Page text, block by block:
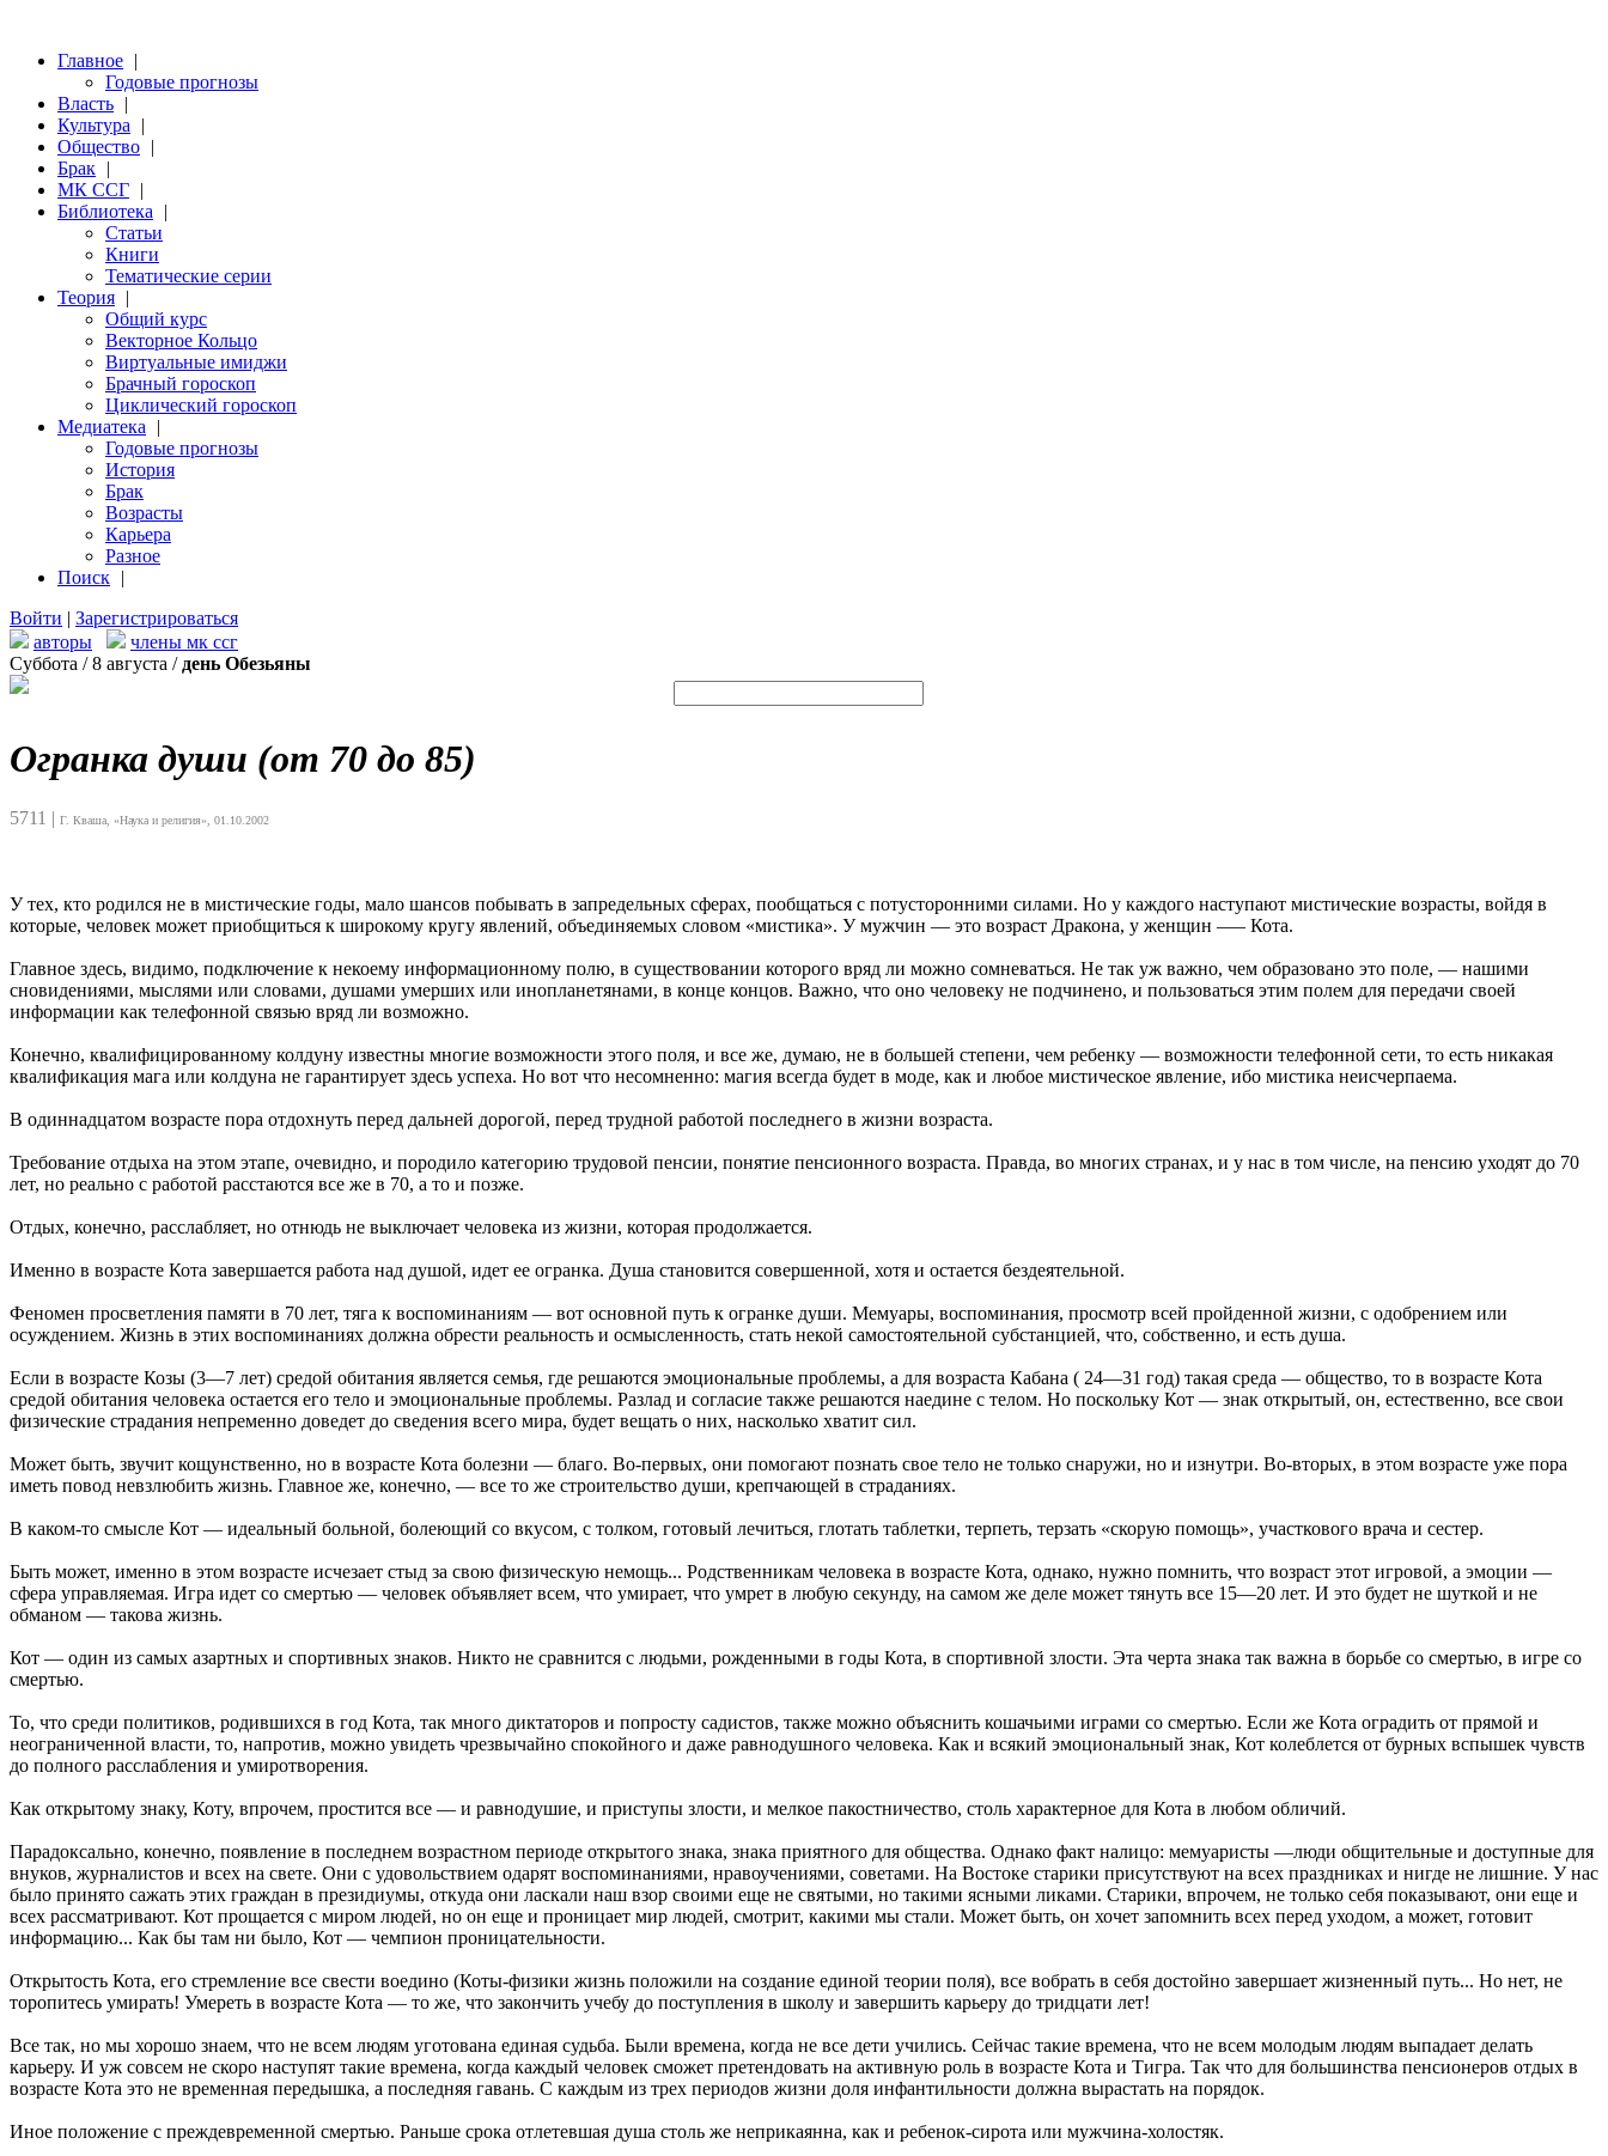
Главное |
Годовые прогнозы
Власть |
Культура
|
Общество |
Брак |
МК ССГ |
Библиотека
|
Статьи
Книги
Тематические серии
Теория |
Общий курс
Векторное Кольцо
Виртуальные имиджи
Брачный гороскоп
Циклический гороскоп
Медиатека
|
Годовые прогнозы
История
Брак
Возрасты
Карьера
Разное
Поиск |
Войти | Зарегистрироваться
авторы
члены мк ссг
Суббота / 8 августа / день Обезьяны
Огранка души (от 70 до 85)
5711 | Г. Кваша, «Наука и религия», 01.10.2002
У тех, кто родился не в мистические годы, мало шансов побывать в запредельных сферах, пообщаться с потусторонними силами. Но у каждого наступают мистические возрасты, войдя в
которые, человек может приобщиться к широкому кругу явлений, объединяемых словом «мистика». У мужчин — это возраст Дракона, у женщин —– Кота.
Главное здесь, видимо, подключение к некоему информационному полю, в существовании которого вряд ли можно сомневаться. Не так уж важно, чем образовано это поле, — нашими
сновидениями, мыслями или словами, душами умерших или инопланетянами, в конце концов. Важно, что оно человеку не подчинено, и пользоваться этим полем для передачи своей
информации как телефонной связью вряд ли возможно.
Конечно, квалифицированному колдуну известны многие возможности этого поля, и все же, думаю, не в большей степени, чем ребенку — возможности телефонной сети, то есть никакая
квалификация мага или колдуна не гарантирует здесь успеха. Но вот что несомненно: магия всегда будет в моде, как и любое мистическое явление, ибо мистика неисчерпаема.
В одиннадцатом возрасте пора отдохнуть перед дальней дорогой, перед трудной работой последнего в жизни возраста.
Требование отдыха на этом этапе, очевидно, и породило категорию трудовой пенсии, понятие пенсионного возраста. Правда, во многих странах, и у нас в том числе, на пенсию уходят до 70
лет, но реально с работой расстаются все же в 70, а то и позже.
Отдых, конечно, расслабляет, но отнюдь не выключает человека из жизни, которая продолжается.
Именно в возрасте Кота завершается работа над душой, идет ее огранка. Душа становится совершенной, хотя и остается бездеятельной.
Феномен просветления памяти в 70 лет, тяга к воспоминаниям — вот основной путь к огранке души. Мемуары, воспоминания, просмотр всей пройденной жизни, с одобрением или
осуждением. Жизнь в этих воспоминаниях должна обрести реальность и осмысленность, стать некой самостоятельной субстанцией, что, собственно, и есть душа.
Если в возрасте Козы (3—7 лет) средой обитания является семья, где решаются эмоциональные проблемы, а для возраста Кабана ( 24—31 год) такая среда — общество, то в возрасте Кота
средой обитания человека остается его тело и эмоциональные проблемы. Разлад и согласие также решаются наедине с телом. Но поскольку Кот — знак открытый, он, естественно, все свои
физические страдания непременно доведет до сведения всего мира, будет вещать о них, насколько хватит сил.
Может быть, звучит кощунственно, но в возрасте Кота болезни — благо. Во-первых, они помогают познать свое тело не только снаружи, но и изнутри. Во-вторых, в этом возрасте уже пора
иметь повод невзлюбить жизнь. Главное же, конечно, — все то же строительство души, крепчающей в страданиях.
В каком-то смысле Кот — идеальный больной, болеющий со вкусом, с толком, готовый лечиться, глотать таблетки, терпеть, терзать «скорую помощь», участкового врача и сестер.
Быть может, именно в этом возрасте исчезает стыд за свою физическую немощь... Родственникам человека в возрасте Кота, однако, нужно помнить, что возраст этот игровой, а эмоции —
сфера управляемая. Игра идет со смертью — человек объявляет всем, что умирает, что умрет в любую секунду, на самом же деле может тянуть все 15—20 лет. И это будет не шуткой и не
обманом — такова жизнь.
Кот — один из самых азартных и спортивных знаков. Никто не сравнится с людьми, рожденными в годы Кота, в спортивной злости. Эта черта знака так важна в борьбе со смертью, в игре со
смертью.
То, что среди политиков, родившихся в год Кота, так много диктаторов и попросту садистов, также можно объяснить кошачьими играми со смертью. Если же Кота оградить от прямой и
неограниченной власти, то, напротив, можно увидеть чрезвычайно спокойного и даже равнодушного человека. Как и всякий эмоциональный знак, Кот колеблется от бурных вспышек чувств
до полного расслабления и умиротворения.
Как открытому знаку, Коту, впрочем, простится все — и равнодушие, и приступы злости, и мелкое пакостничество, столь характерное для Кота в любом обличий.
Парадоксально, конечно, появление в последнем возрастном периоде открытого знака, знака приятного для общества. Однако факт налицо: мемуаристы —люди общительные и доступные для
внуков, журналистов и всех на свете. Они с удовольствием одарят воспоминаниями, нравоучениями, советами. На Востоке старики присутствуют на всех праздниках и нигде не лишние. У нас
было принято сажать этих граждан в президиумы, откуда они ласкали наш взор своими еще не святыми, но такими ясными ликами. Старики, впрочем, не только себя показывают, они еще и
всех рассматривают. Кот прощается с миром людей, но он еще и проницает мир людей, смотрит, какими мы стали. Может быть, он хочет запомнить всех перед уходом, а может, готовит
информацию... Как бы там ни было, Кот — чемпион проницательности.
Открытость Кота, его стремление все свести воедино (Коты-физики жизнь положили на создание единой теории поля), все вобрать в себя достойно завершает жизненный путь... Но нет, не
торопитесь умирать! Умереть в возрасте Кота — то же, что закончить учебу до поступления в школу и завершить карьеру до тридцати лет!
Все так, но мы хорошо знаем, что не всем людям уготована единая судьба. Были времена, когда не все дети учились. Сейчас такие времена, что не всем молодым людям выпадает делать
карьеру. И уж совсем не скоро наступят такие времена, когда каждый человек сможет претендовать на активную роль в возрасте Кота и Тигра. Так что для большинства пенсионеров отдых в
возрасте Кота это не временная передышка, а последняя гавань. С каждым из трех периодов жизни доля инфантильности должна вырастать на порядок.
Иное положение с преждевременной смертью. Раньше срока отлетевшая душа столь же неприкаянна, как и ребенок-сирота или мужчина-холостяк.